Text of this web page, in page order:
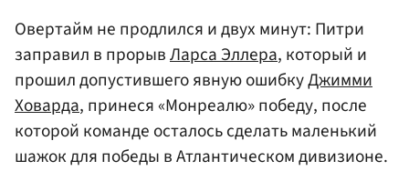
Овертайм не продлился и двух минут: Питри
заправил в прорывЛарса Эллера, который и
прошил допустившего явную ошибкуДжимми
Ховарда, принеся «Монреалю» победу, после
которой команде осталось сделать маленький
шажок для победы в Атлантическом дивизионе.